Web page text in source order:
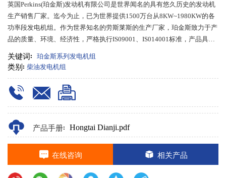
英国Perkins(珀金斯)发动机有限公司是世界闻名的具有悠久历史的发动机
生产销售厂家。迄今为止，已为世界提供1500万台从8KW~1980KW的各
功率段发电机组。作为世界知名的劳斯莱斯的生产厂家，珀金斯致力于产
品的质量、环境、经济性，严格执行IS09001、IS014001标准，产品具有
高排放标准、高经济性、高稳定性、高可靠性等特点。珀金斯系列柴油发
电机组选用珀金斯动力有限公司柴油引擎、装备无剧自励磁AR控制的发
关键词: 珀金斯系列发电机组
类别: 柴油发电机组
产品手册: Hongtai Dianji.pdf
在线咨询 相关产品